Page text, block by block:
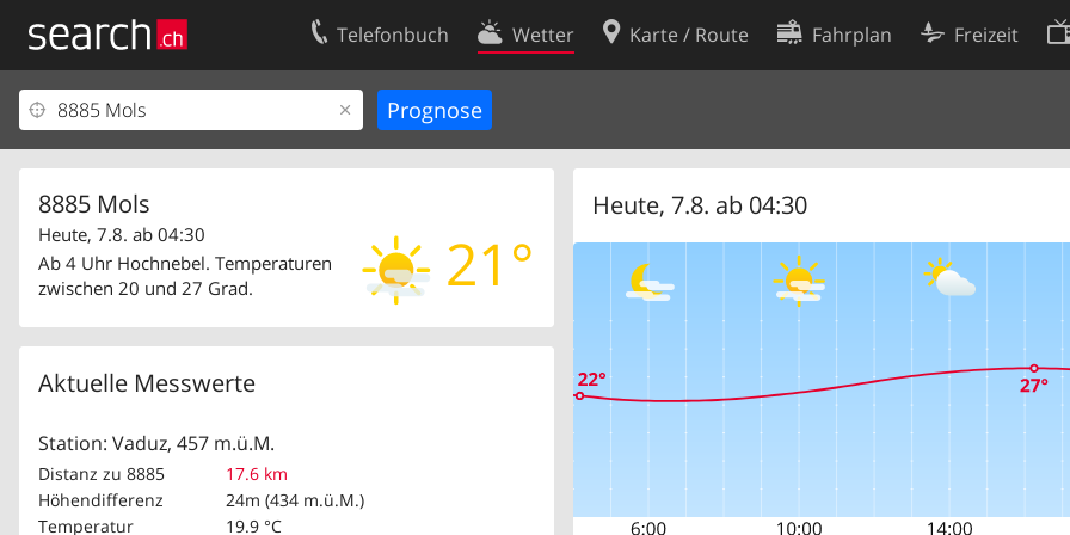
Telefonbuch Wetter Karte / Route Fahrplan Freizeit
8885 Mols
21°
Heute, 7.8. ab 04:30
Ab 4 Uhr Hochnebel. Temperaturen
zwischen 20 und 27 Grad.
Aktuelle Messwerte
Station: Vaduz, 457 m.ü.M.
Distanz zu 8885
17.6 km
Höhendifferenz
24m (434 m.ü.M.)
Temperatur
19.9 °C
Heute, 7.8. ab 04:30
Ihr Eintrag
Kundencenter Geschäftskunden
Kontakt
Nutzungsbedingungen
Cookie-Einstellungen